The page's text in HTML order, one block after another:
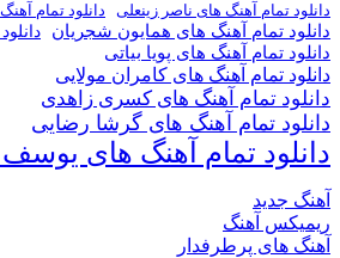
دانلود تمام آهنگ های ناصر زینعلی دانلود تمام
دانلود تمام آهنگ های همایون شجریان
دانلود تمام آهنگ های پویا بیاتی
دانلود تمام آهنگ های کامران مولایی
دانلود تمام آهنگ های کسری زاهدی
دانلود تمام آهنگ های گرشا رضایی
دانلود تمام آهنگ های
آهنگ جدید
ریمیکس آهنگ
آهنگ های پرطرفدار